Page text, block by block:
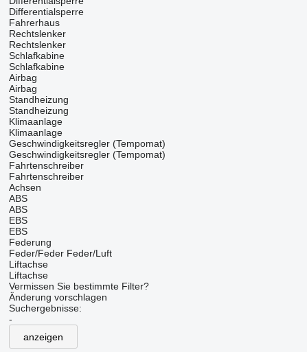
Differentialsperre
Fahrerhaus
Rechtslenker
Rechtslenker
Schlafkabine
Schlafkabine
Airbag
Airbag
Standheizung
Standheizung
Klimaanlage
Klimaanlage
Geschwindigkeitsregler (Tempomat)
Geschwindigkeitsregler (Tempomat)
Fahrtenschreiber
Fahrtenschreiber
Achsen
ABS
ABS
EBS
EBS
Federung
Feder/Feder Feder/Luft
Liftachse
Liftachse
Vermissen Sie bestimmte Filter?
Änderung vorschlagen
Suchergebnisse:
-
anzeigen